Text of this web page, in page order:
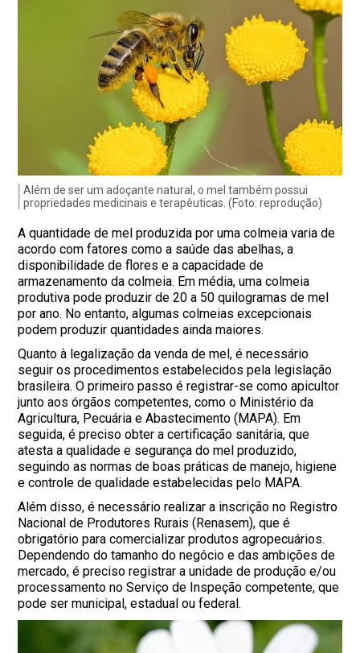
Além de ser um adoçante natural, o mel também possui
propriedades medicinais e terapêuticas. (Foto: reprodução)
A quantidade de mel produzida por uma colmeia varia de
acordo com fatores como a saúde das abelhas, a
disponibilidade de flores e a capacidade de
armazenamento da colmeia. Em média, uma colmeia
produtiva pode produzir de 20 a 50 quilogramas de mel
por ano. No entanto, algumas colmeias excepcionais
podem produzir quantidades ainda maiores.
Quanto à legalização da venda de mel, é necessário
seguir os procedimentos estabelecidos pela legislação
brasileira. O primeiro passo é registrar-se como apicultor
junto aos órgãos competentes, como o Ministério da
Agricultura, Pecuária e Abastecimento (MAPA). Em
seguida, é preciso obter a certificação sanitária, que
atesta a qualidade e segurança do mel produzido,
seguindo as normas de boas práticas de manejo, higiene
e controle de qualidade estabelecidas pelo MAPA.
Além disso, é necessário realizar a inscrição no Registro
Nacional de Produtores Rurais (Renasem), que é
obrigatório para comercializar produtos agropecuários.
Dependendo do tamanho do negócio e das ambições de
mercado, é preciso registrar a unidade de produção e/ou
processamento no Serviço de Inspeção competente, que
pode ser municipal, estadual ou federal.